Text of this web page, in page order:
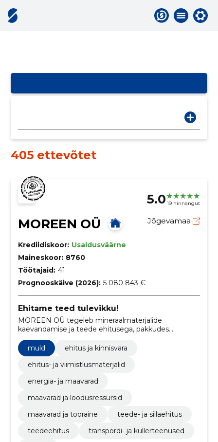
405 ettevõtet
5.0 19 hinnangut
MOREEN OÜ Jõgevamaa
Krediidiskoor: Usaldusväärne
Maineskoor: 8760
Töötajaid: 41
Prognooskäive (2026): 5 080 843 €
Ehitame teed tulevikku!
MOREEN OÜ tegeleb mineraalmaterjalide
kaevandamise ja teede ehitusega, pakkudes
kvaliteetseid materjale ja professionaalseid
teedeehitusteenuseid.
muld
ehitus ja kinnisvara
ehitus- ja viimistlusmaterjalid
energia- ja maavarad
maavarad ja loodusressursid
maavarad ja tooraine
teede- ja sillaehitus
teedeehitus
transpordi- ja kullerteenused